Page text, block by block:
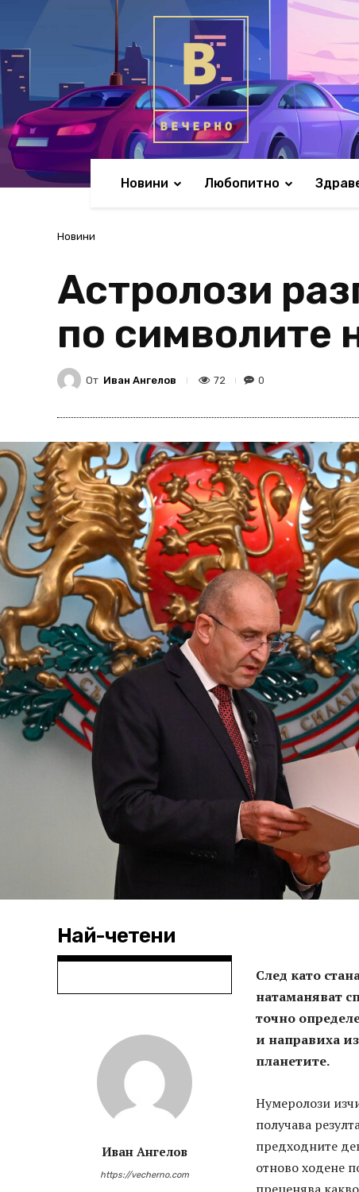
Новини Любопитно
Новини
Астролози
по символите
От Иван Ангелов 72 0
Най-четени
Иван Ангелов
https://vecherno.com
След като
натаманяват
точно
и направиха
планетите.
Нумеролози
получава
предходните
отново ходене